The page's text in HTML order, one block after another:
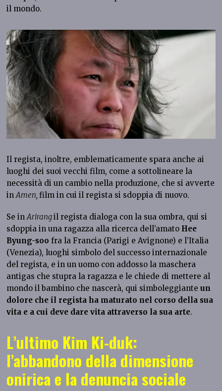
il mondo.
Il regista, inoltre, emblematicamente spara anche ai
luoghi dei suoi vecchi film, come a sottolineare la
necessità di un cambio nella produzione, che si avverte
inAmen,film in cui il regista si sdoppia di nuovo.
Se inArirangil regista dialoga con la sua ombra, qui si
sdoppia in una ragazza alla ricerca dell’amato Hee
Byung-soo fra la Francia (Parigi e Avignone) e l’Italia
(Venezia), luoghi simbolo del successo internazionale
del regista, e in un uomo con addosso la maschera
antigas che stupra la ragazza e le chiede di mettere al
mondo il bambino che nascerà, qui simboleggianteun
dolore che il regista ha maturato nel corso della sua
vita e a cui deve dare vita attraverso la sua arte.
L’ultimo Kim Ki-duk:
l’abbandono della dimensione
onirica e la denuncia sociale